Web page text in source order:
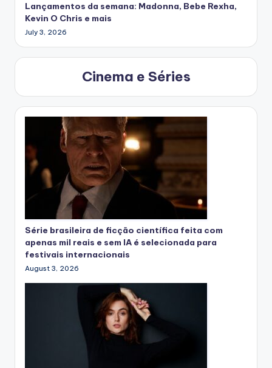
Lançamentos da semana: Madonna, Bebe Rexha,
Kevin O Chris e mais
July 3, 2026
Cinema e Séries
Série brasileira de ficção científica feita com
apenas mil reais e sem IA é selecionada para
festivais internacionais
August 3, 2026